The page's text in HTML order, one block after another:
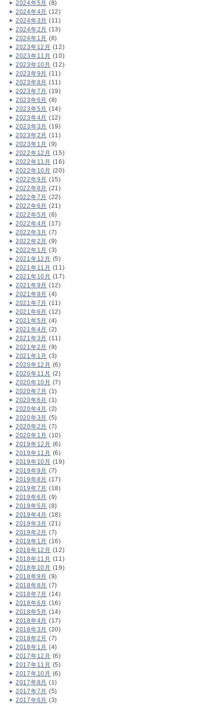
2024年5月 (8)
2024年4月 (12)
2024年3月 (11)
2024年2月 (13)
2024年1月 (6)
2023年12月 (12)
2023年11月 (10)
2023年10月 (12)
2023年9月 (11)
2023年8月 (11)
2023年7月 (19)
2023年6月 (8)
2023年5月 (14)
2023年4月 (12)
2023年3月 (19)
2023年2月 (11)
2023年1月 (9)
2022年12月 (15)
2022年11月 (16)
2022年10月 (20)
2022年9月 (15)
2022年8月 (21)
2022年7月 (22)
2022年6月 (21)
2022年5月 (6)
2022年4月 (17)
2022年3月 (7)
2022年2月 (9)
2022年1月 (3)
2021年12月 (5)
2021年11月 (11)
2021年10月 (17)
2021年9月 (12)
2021年8月 (4)
2021年7月 (11)
2021年6月 (12)
2021年5月 (4)
2021年4月 (2)
2021年3月 (11)
2021年2月 (9)
2021年1月 (3)
2020年12月 (6)
2020年11月 (2)
2020年10月 (7)
2020年7月 (1)
2020年6月 (1)
2020年4月 (2)
2020年3月 (5)
2020年2月 (7)
2020年1月 (10)
2019年12月 (6)
2019年11月 (6)
2019年10月 (19)
2019年9月 (7)
2019年8月 (17)
2019年7月 (18)
2019年6月 (9)
2019年5月 (8)
2019年4月 (18)
2019年3月 (21)
2019年2月 (7)
2019年1月 (16)
2018年12月 (12)
2018年11月 (11)
2018年10月 (19)
2018年9月 (9)
2018年8月 (7)
2018年7月 (14)
2018年6月 (16)
2018年5月 (14)
2018年4月 (17)
2018年3月 (20)
2018年2月 (7)
2018年1月 (4)
2017年12月 (6)
2017年11月 (5)
2017年10月 (6)
2017年8月 (1)
2017年7月 (5)
2017年6月 (3)